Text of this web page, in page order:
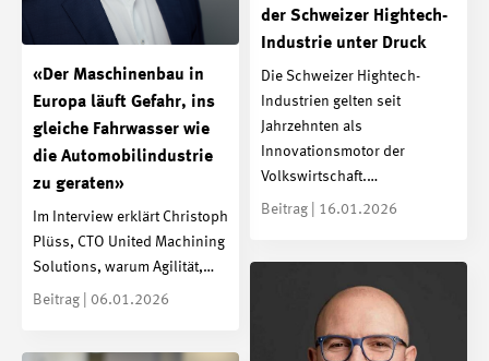
der Schweizer Hightech-
Industrie unter Druck
Die Schweizer Hightech-
Industrien gelten seit
Jahrzehnten als
Innovationsmotor der
Volkswirtschaft.…
Beitrag | 16.01.2026
«Der Maschinenbau in
Europa läuft Gefahr, ins
gleiche Fahrwasser wie
die Automobilindustrie
zu geraten»
Im Interview erklärt Christoph
Plüss, CTO United Machining
Solutions, warum Agilität,…
Beitrag | 06.01.2026